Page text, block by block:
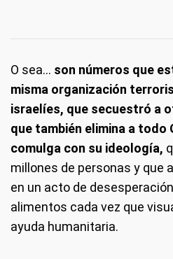
O sea… son números que
misma organización
israelíes, que secuestró a
que también elimina a todo
comulga con su ideología,
millones de personas y que
en un acto de
alimentos cada vez que
ayuda humanitaria.